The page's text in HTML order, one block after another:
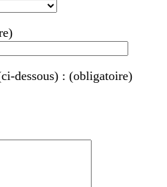
dessous) : (obligatoire)